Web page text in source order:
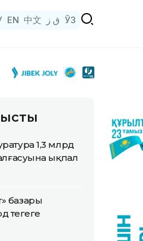
EN 中文 ق ز ЎЗ
1,3 млрд
ықпал
базары
теңгеге